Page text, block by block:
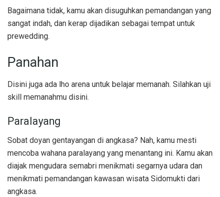
Bagaimana tidak, kamu akan disuguhkan pemandangan yang
sangat indah, dan kerap dijadikan sebagai tempat untuk
prewedding.
Panahan
Disini juga ada lho arena untuk belajar memanah. Silahkan uji
skill memanahmu disini.
Paralayang
Sobat doyan gentayangan di angkasa? Nah, kamu mesti
mencoba wahana paralayang yang menantang ini. Kamu akan
diajak mengudara semabri menikmati segarnya udara dan
menikmati pemandangan kawasan wisata Sidomukti dari
angkasa.